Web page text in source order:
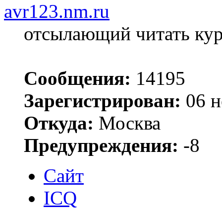
avr123.nm.ru
отсылающий читать
Сообщения: 14195
Зарегистрирован: 06
Откуда: Москва
Предупреждения: -8
Сайт
ICQ